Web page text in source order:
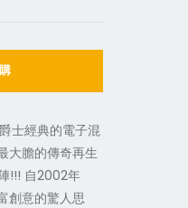
士經典的電子混
大膽的傳奇再生
!!! 自2002年
創意的驚人思